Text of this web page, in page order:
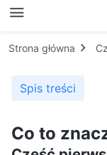
Strona główna
Spis treści
Co to